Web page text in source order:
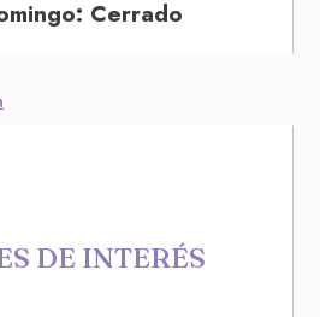
Cerrado
DE INTERÉS